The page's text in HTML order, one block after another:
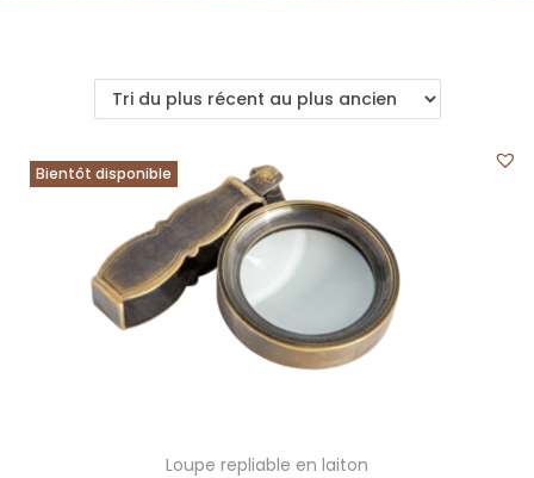
Bientôt disponible
Loupe repliable en laiton